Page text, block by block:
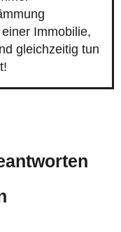
Immobilie,
gleichzeitig tun